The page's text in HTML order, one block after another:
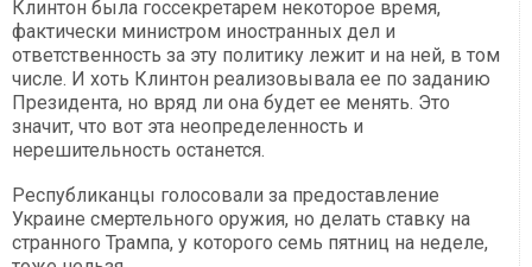
Клинтон была госсекретарем некоторое время,
фактически министром иностранных дел и
ответственность за эту политику лежит и на ней, в том
числе. И хоть Клинтон реализовывала ее по заданию
Президента, но вряд ли она будет ее менять. Это
значит, что вот эта неопределенность и
нерешительность останется.
Республиканцы голосовали за предоставление
Украине смертельного оружия, но делать ставку на
странного Трампа, у которого семь пятниц на неделе,